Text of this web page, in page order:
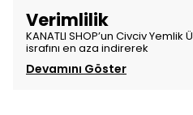
Verimlilik
KANATLI SHOP’un Civciv
israfını en aza indirerek
Devamını Göster